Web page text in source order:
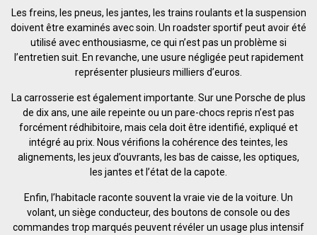
Les freins, les pneus, les jantes, les trains roulants et la suspension
doivent être examinés avec soin. Un roadster sportif peut avoir été
utilisé avec enthousiasme, ce qui n’est pas un problème si
l’entretien suit. En revanche, une usure négligée peut rapidement
représenter plusieurs milliers d’euros.
La carrosserie est également importante. Sur une Porsche de plus
de dix ans, une aile repeinte ou un pare-chocs repris n’est pas
forcément rédhibitoire, mais cela doit être identifié, expliqué et
intégré au prix. Nous vérifions la cohérence des teintes, les
alignements, les jeux d’ouvrants, les bas de caisse, les optiques,
les jantes et l’état de la capote.
Enfin, l’habitacle raconte souvent la vraie vie de la voiture. Un
volant, un siège conducteur, des boutons de console ou des
commandes trop marqués peuvent révéler un usage plus intensif